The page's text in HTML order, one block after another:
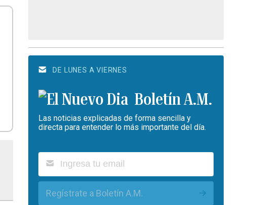
DE LUNES A VIERNES
Boletín A.M.
Las noticias explicadas de forma sencilla y
directa para entender lo más importante del día.
Regístrate a Boletín A.M.